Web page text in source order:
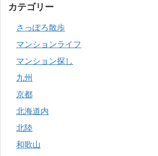
カテゴリー
さっぽろ散歩
マンションライフ
マンション探し
九州
京都
北海道内
北陸
和歌山